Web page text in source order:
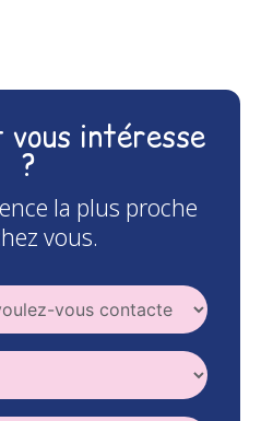
intéresse
?
la plus proche
vous.